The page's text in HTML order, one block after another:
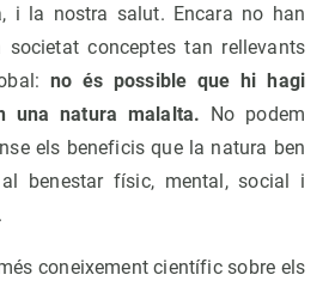
i la nostra salut. Encara no han
conceptes tan rellevants
no és possible que hi hagi
una natura malalta. No podem
els beneficis que la natura ben
benestar físic, mental, social i
coneixement científic sobre els